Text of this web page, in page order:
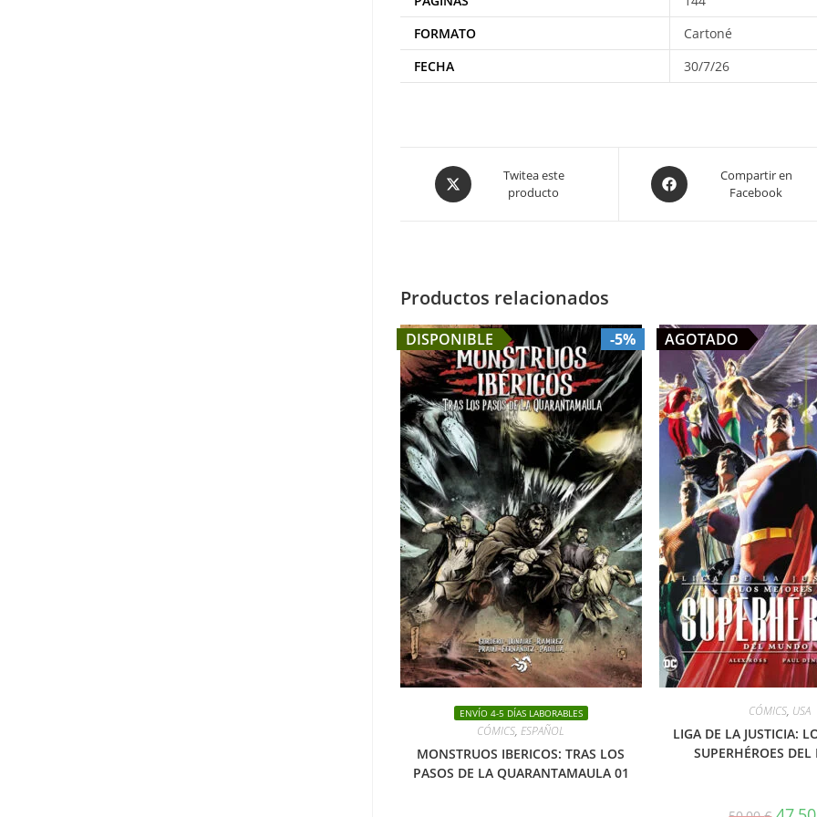
FORMATO
Cartoné
FECHA
30/7/26
Opens
in
Twitea este
producto
Opens
in
Compartir en
Facebook
Productos relacionados
DISPONIBLE -5%
ENVÍO 4-5 DÍAS LABORABLES
CÓMICS,ESPAÑOL
MONSTRUOS IBERICOS: TRAS LOS
PASOS DE LA QUARANTAMAULA 01
AGOTADO
CÓMICS, USA
LIGA DE LA JUSTICIA:
SUPERHÉROES
El